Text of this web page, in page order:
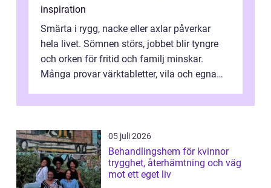
inspiration
Smärta i rygg, nacke eller axlar påverkar
hela livet. Sömnen störs, jobbet blir tyngre
och orken för fritid och familj minskar.
Många provar värktabletter, vila och egna
05 juli 2026
Behandlingshem för kvinnor
trygghet, återhämtning och väg
mot ett eget liv